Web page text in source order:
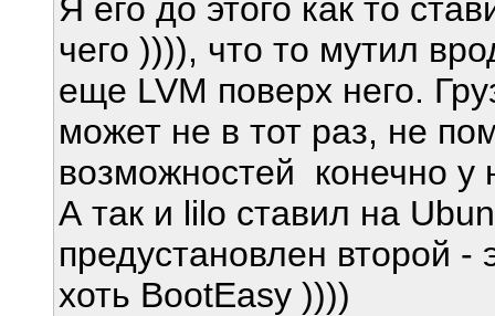
Я его до этого как то
чего )))), что то мутил
еще LVM поверх него.
может не в тот раз, не
возможностей конечно у
А так и lilo ставил на
предустановлен второй -
хоть BootEasy ))))